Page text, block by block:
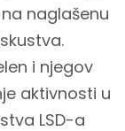
naglašenu
i njegov
aktivnosti u
LSD-a